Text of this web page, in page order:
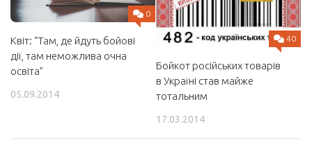
0
Квіт: “Там, де йдуть бойові
дії, там неможлива очна
освіта”
05.09.2014
40
Бойкот російських товарів
в Україні став майже
тотальним
17.03.2014